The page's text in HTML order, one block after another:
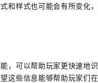
和样式也可能会有所变化
，可以帮助玩家更快速地
这些信息能够帮助玩家们